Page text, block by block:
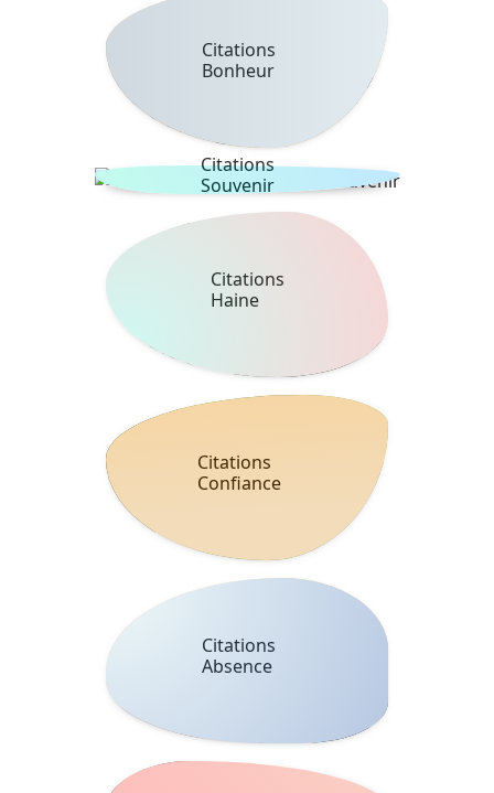
Citations
Bonheur
Citations
Souvenir
Citations
Haine
Citations
Confiance
Citations
Absence